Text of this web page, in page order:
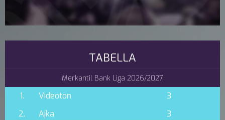
TABELLA
Merkantil Bank Liga 2026/2027
1. Videoton
3
2.
Ajka
3